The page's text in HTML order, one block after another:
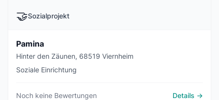
🤝Sozialprojekt
Pamina
Hinter den Zäunen, 68519 Viernheim
Soziale Einrichtung
Noch keine Bewertungen Details →